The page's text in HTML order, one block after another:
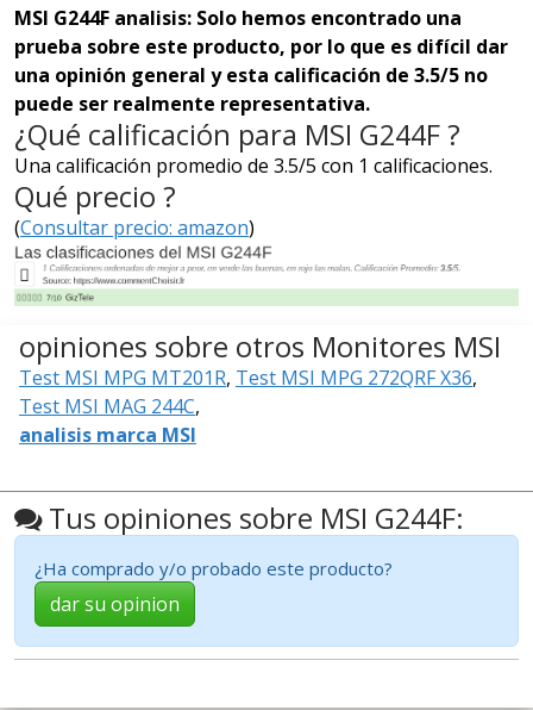
MSI G244F analisis: Solo hemos encontrado una
prueba sobre este producto, por lo que es difícil dar
una opinión general y esta calificación de 3.5/5 no
puede ser realmente representativa.
¿Qué calificación para MSI G244F ?
Una calificación promedio de 3.5/5 con 1 calificaciones.
Qué precio ?
(Consultar precio: amazon)
opiniones sobre otros Monitores MSI
Test MSI MPG MT201R, Test MSI MPG 272QRF X36,
Test MSI MAG 244C,
analisis marca MSI
Tus opiniones sobre MSI G244F:
¿Ha comprado y/o probado este producto?
dar su opinion